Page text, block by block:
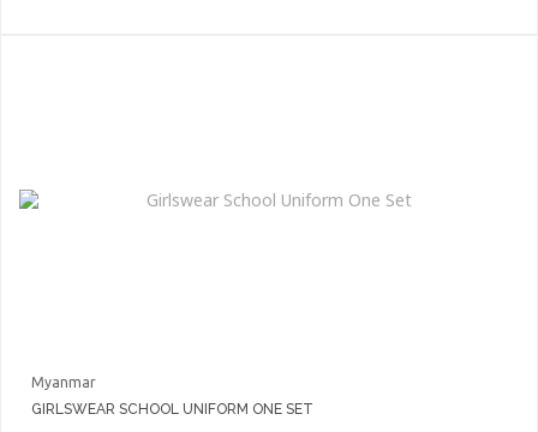
Myanmar
GIRLSWEAR SCHOOL UNIFORM ONE SET